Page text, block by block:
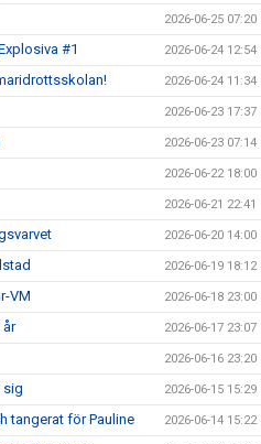
2026-06-25 07:20
#1 2026-06-24 12:54
2026-06-24 11:34
2026-06-23 17:37
2026-06-23 07:14
2026-06-22 18:00
2026-06-21 22:41
2026-06-20 14:00
2026-06-19 18:12
VM 2026-06-18 23:00
2026-06-17 23:07
2026-06-16 23:20
sig 2026-06-15 15:29
tangerat för Pauline 2026-06-14 15:22